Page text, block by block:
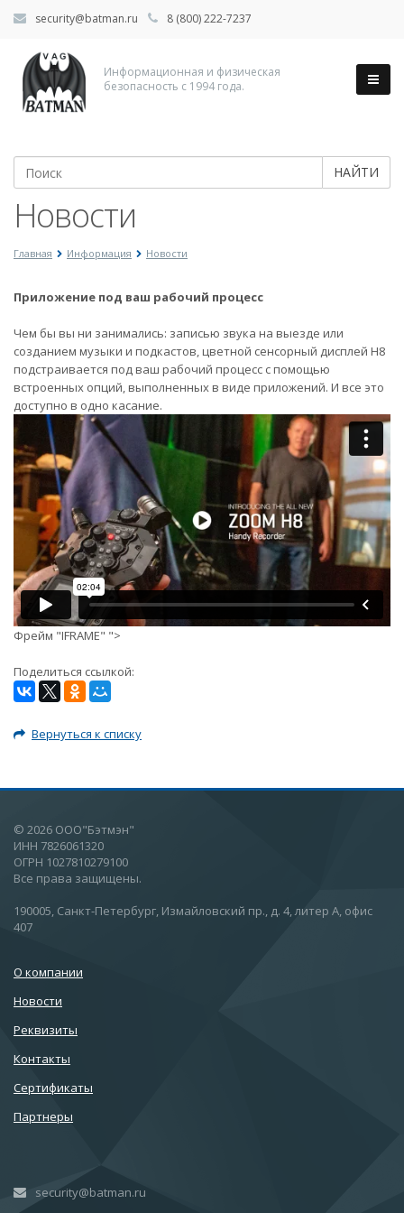
security@batman.ru 8 (800) 222-7237
Информационная и физическая
безопасность с 1994 года.
НАЙТИ
Новости
Главная Информация Новости
Приложение под ваш рабочий процесс
Чем бы вы ни занимались: записью звука на выезде или
созданием музыки и подкастов, цветной сенсорный дисплей H8
подстраивается под ваш рабочий процесс с помощью
встроенных опций, выполненных в виде приложений. И все это
доступно в одно касание.
Фрейм "IFRAME" ">
Поделиться ссылкой:
Вернуться к списку
© 2026 ООО"Бэтмэн"
ИНН 7826061320
ОГРН 1027810279100
Все права защищены.
190005, Санкт-Петербург, Измайловский пр., д. 4, литер А, офис
407
О компании
Новости
Реквизиты
Контакты
Сертификаты
Партнеры
security@batman.ru